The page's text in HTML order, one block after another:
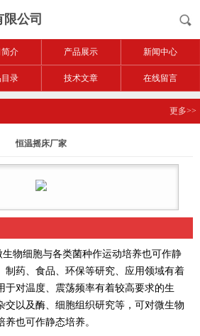
公司
介 产品展示 新闻中心
目录 技术文章 在线留言
更多>>
恒温摇床厂家
生物细胞与各类菌种作运动培养也可作静
制药、食品、环保等研究、应用领域有着
于对温度、震荡频率有着较高要求的生
交以及酶、细胞组织研究等，可对微生物
也可作静态培养。